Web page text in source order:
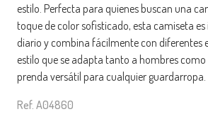
estilo. Perfecta para quienes buscan una
toque de color sofisticado, esta camiseta es
diario y combina fácilmente con diferentes
estilo que se adapta tanto a hombres como
prenda versátil para cualquier guardarropa.
Ref. A04860